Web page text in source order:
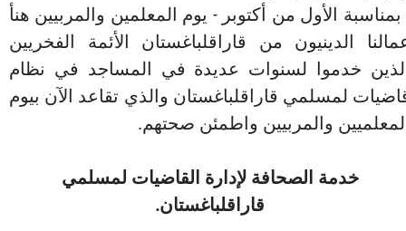
الأول من أكتوبر - يوم المعلمين والمربيين هنأ
الدينيون من قاراقلباغستان الأئمة الفخريين
خدموا لسنوات عديدة في المساجد في نظام
لمسلمي قاراقلباغستان والذي تقاعد الآن بيوم
والمربيين واطمئن صحتهم.
خدمة الصحافة لإدارة القاضيات لمسلمي
قاراقلباغستان.